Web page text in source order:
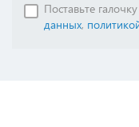
Поставьте
данных,